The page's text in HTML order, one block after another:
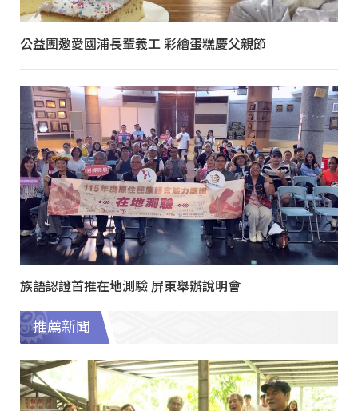
公益團邀愛國浦長輩義工 彩繪蛋糕慶父親節
族語認證首推在地測驗 屏東舉辦說明會
推薦新聞